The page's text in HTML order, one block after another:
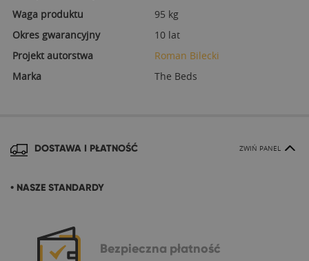
Waga produktu
95 kg
Okres gwarancyjny
10 lat
Projekt autorstwa
Roman Bilecki
Marka
The Beds
DOSTAWA I PŁATNOŚĆ ZWIŃ PANEL
• NASZE STANDARDY
Bezpieczna płatność